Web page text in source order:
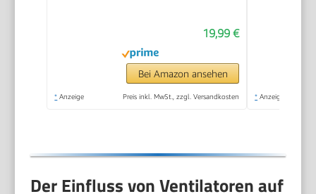
USB wiederaufladbar,
Mini Clip-Ventilator
für Baby, Reise,
Outdoor und
19,99 €
Bei Amazon ansehen
* Anzeige Preis inkl. MwSt., zzgl. Versandkosten * Anzeige
Der Einfluss von Ventilatoren auf